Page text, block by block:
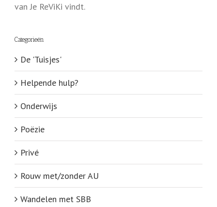
van Je ReViKi vindt.
Categorieën
De 'Tuisjes'
Helpende hulp?
Onderwijs
Poëzie
Privé
Rouw met/zonder AU
Wandelen met SBB